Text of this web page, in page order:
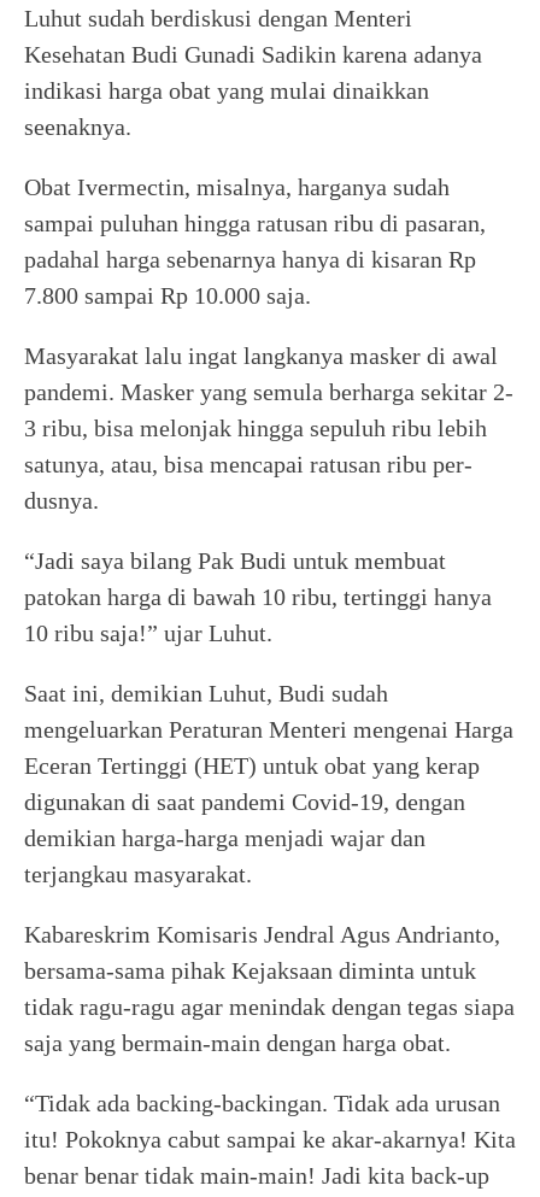
Luhut sudah berdiskusi dengan Menteri
Kesehatan Budi Gunadi Sadikin karena adanya
indikasi harga obat yang mulai dinaikkan
seenaknya.
Obat Ivermectin, misalnya, harganya sudah
sampai puluhan hingga ratusan ribu di pasaran,
padahal harga sebenarnya hanya di kisaran Rp
7.800 sampai Rp 10.000 saja.
Masyarakat lalu ingat langkanya masker di awal
pandemi. Masker yang semula berharga sekitar 2-
3 ribu, bisa melonjak hingga sepuluh ribu lebih
satunya, atau, bisa mencapai ratusan ribu per-
dusnya.
“Jadi saya bilang Pak Budi untuk membuat
patokan harga di bawah 10 ribu, tertinggi hanya
10 ribu saja!” ujar Luhut.
Saat ini, demikian Luhut, Budi sudah
mengeluarkan Peraturan Menteri mengenai Harga
Eceran Tertinggi (HET) untuk obat yang kerap
digunakan di saat pandemi Covid-19, dengan
demikian harga-harga menjadi wajar dan
terjangkau masyarakat.
Kabareskrim Komisaris Jendral Agus Andrianto,
bersama-sama pihak Kejaksaan diminta untuk
tidak ragu-ragu agar menindak dengan tegas siapa
saja yang bermain-main dengan harga obat.
“Tidak ada backing-backingan. Tidak ada urusan
itu! Pokoknya cabut sampai ke akar-akarnya! Kita
benar benar tidak main-main! Jadi kita back-up